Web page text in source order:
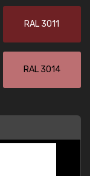
RAL 3011
RAL 3014